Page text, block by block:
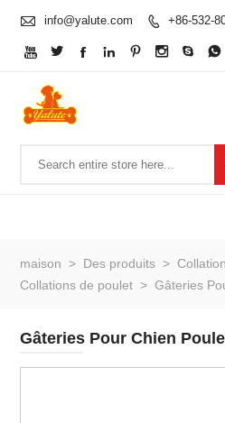
 info@yalute.com  +86-532-
       
maison > Des produits >
Collations de poulet > Gâteries
Gâteries Pour Chien